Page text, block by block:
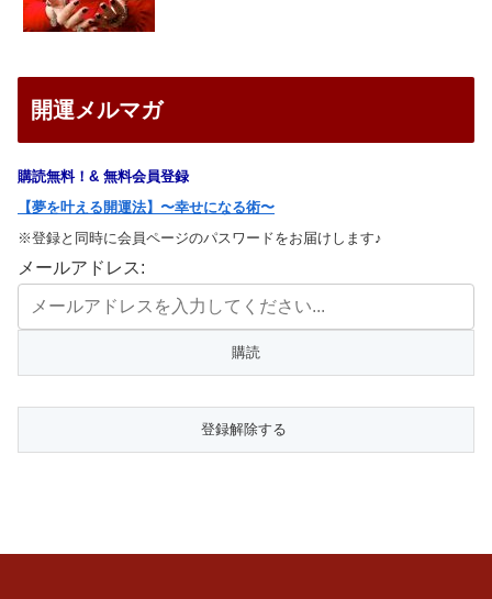
開運メルマガ
購読無料！& 無料会員登録
【夢を叶える開運法】〜幸せになる術〜
※登録と同時に会員ページのパスワードをお届けします♪
メールアドレス: